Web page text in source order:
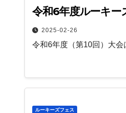
令和6年度ルーキー
2025-02-26
令和6年度（第10回）大
ルーキーズフェス